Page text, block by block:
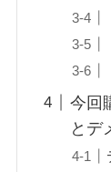
今回
とデ